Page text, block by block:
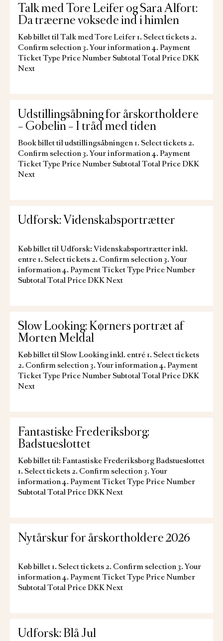
Talk med Tore Leifer og Sara Alfort:
Da træerne voksede ind i himlen
Køb billet til Talk med Tore Leifer 1. Select tickets 2.
Confirm selection 3. Your information 4. Payment
Ticket Type Price Number Subtotal Total Price DKK
Next
Udstillingsåbning for årskortholdere
– Gobelin – I tråd med tiden
Book billet til udstillingsåbningen 1. Select tickets 2.
Confirm selection 3. Your information 4. Payment
Ticket Type Price Number Subtotal Total Price DKK
Next
Udforsk: Videnskabsportrætter
Køb billet til Udforsk: Videnskabsportrætter inkl.
entre 1. Select tickets 2. Confirm selection 3. Your
information 4. Payment Ticket Type Price Number
Subtotal Total Price DKK Next
Slow Looking: Kørners portræt af
Morten Meldal
Køb billet til Slow Looking inkl. entré 1. Select tickets
2. Confirm selection 3. Your information 4. Payment
Ticket Type Price Number Subtotal Total Price DKK
Next
Fantastiske Frederiksborg:
Badstueslottet
Køb billet til: Fantastiske Frederiksborg Badstueslottet
1. Select tickets 2. Confirm selection 3. Your
information 4. Payment Ticket Type Price Number
Subtotal Total Price DKK Next
Nytårskur for årskortholdere 2026
Køb billet 1. Select tickets 2. Confirm selection 3. Your
information 4. Payment Ticket Type Price Number
Subtotal Total Price DKK Next
Udforsk: Blå Jul